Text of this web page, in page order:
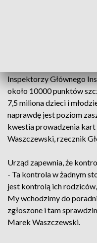
Inspektorzy Głównego
około 10000 punktów
7,5 miliona dzieci i
naprawdę jest poziom
kwestia prowadzenia
Waszczewski, rzecznik
Urząd zapewnia, że
- Ta kontrola w żadnym
jest kontrolą ich
My wchodzimy do
zgłoszone i tam
Marek Waszczewski.